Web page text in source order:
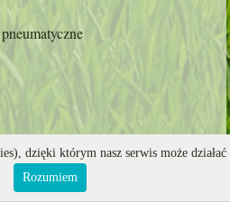
dzięki którym nasz serwis może działać
Rozumiem